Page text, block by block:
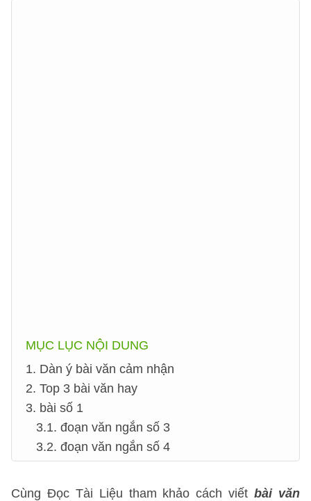
MỤC LỤC NỘI DUNG
1. Dàn ý bài văn cảm nhận
2. Top 3 bài văn hay
3. bài số 1
3.1. đoạn văn ngắn số 3
3.2. đoạn văn ngắn số 4
Cùng Đọc Tài Liệu tham khảo cách viếtbài văn